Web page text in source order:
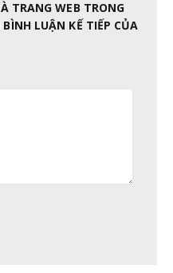
TRANG WEB TRONG
LUẬN KẾ TIẾP CỦA